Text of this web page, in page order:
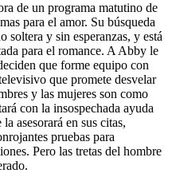
de un programa matutino de
para el amor. Su búsqueda
soltera y sin esperanzas, y está
para el romance. A Abby le
que forme equipo con
que promete desvelar
y las mujeres son como
con la insospechada ayuda
asesorará en sus citas,
pruebas para
Pero las tretas del hombre